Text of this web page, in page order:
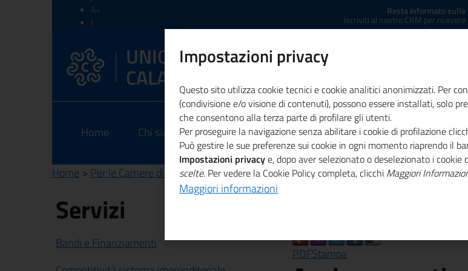
A+
|
|
Ripristina
Resta informato sulle
Iscriviti al nostro CRM per
UNIONCAMERE
CALABRIA
Home Chi siamo EEN Amministrazione trasparente
Home > Per le Camere di Commercio> Aggiornamenti normativi
Servizi
Bandi e Finanziamenti
PDFStampa
Impostazioni privacy
Questo sito utilizza cookie tecnici e cookie analitici anonimizzati. Per
(condivisione e/o visione di contenuti), possono essere installati, solo
che consentono alla terza parte di profilare gli utenti.
Per proseguire la navigazione senza abilitare i cookie di profilazione
Può gestire le sue preferenze sui cookie in ogni momento riaprendo il
Impostazioni privacye, dopo aver selezionato o deselezionato i cookie
scelte. Per vedere la Cookie Policy completa, clicchi Maggiori
Maggiori informazioni